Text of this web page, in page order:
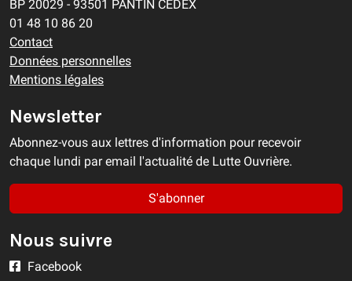
BP 20029 - 93501 PANTIN CEDEX
01 48 10 86 20
Contact
Données personnelles
Mentions légales
Newsletter
Abonnez-vous aux lettres d'information pour recevoir
chaque lundi par email l'actualité de Lutte Ouvrière.
S'abonner
Nous suivre
Facebook